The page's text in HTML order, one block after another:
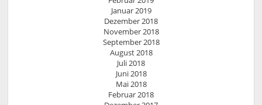
Januar 2019
Dezember 2018
November 2018
September 2018
August 2018
Juli 2018
Juni 2018
Mai 2018
Februar 2018